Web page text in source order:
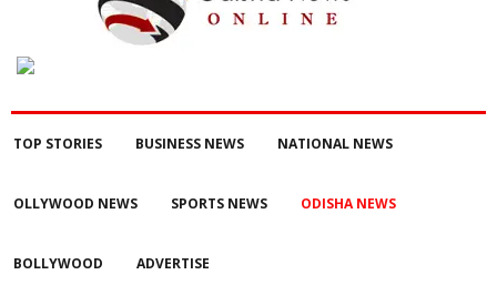
TOP STORIES BUSINESS NEWS NATIONAL NEWS
OLLYWOOD NEWS SPORTS NEWS ODISHA NEWS
BOLLYWOOD ADVERTISE